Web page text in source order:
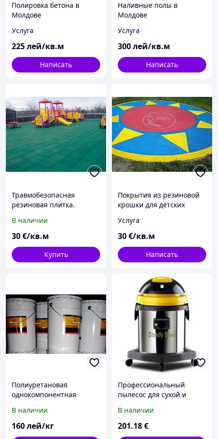
Полировка бетона в
Молдове
Услуга
225лей/кв.м
Написать
Наливные полы в
Молдове
Услуга
300лей/кв.м
Написать
Травмобезопасная
резиновая плитка.
В наличии
30€/кв.м
Купить
Покрытия из резиновой
крошки для детских
Услуга
30€/кв.м
Написать
Полиуретановая
однокомпонентная
(праймер / грунт)
В наличии
160лей/кг
Профессиональный
пылесос для сухой и
STEEL 515
В наличии
201.18€